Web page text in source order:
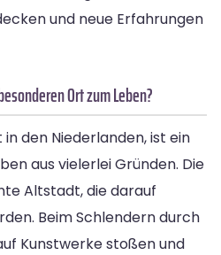
und neue Erfahrungen
Ort zum Leben?
den Niederlanden, ist ein
aus vielerlei Gründen. Die
Altstadt, die darauf
Beim Schlendern durch
Kunstwerke stoßen und